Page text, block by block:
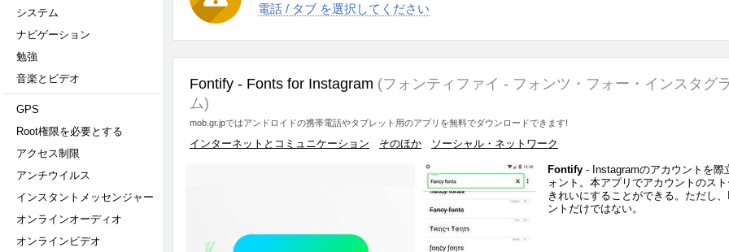
システム
ナビゲーション
勉強
音楽とビデオ
GPS
Root権限を必要とする
アクセス制限
アンチウイルス
インスタントメッセンジャー
オンラインオーディオ
オンラインビデオ
電話 / タブ を選択してください
Fontify - Fonts for Instagram (フォンティファイ - フォンツ・フォー・インスタグラ
ム)
mob.gr.jpではアンドロイドの携帯電話やタブレット用のアプリを無料でダウンロードできます!
インターネットとコミュニケーション そのほか ソーシャル・ネットワーク
Fontify - Instagramのアカウントを際
ォント。本アプリでアカウントのス
きれいにすることができる。ただし
ントだけではない。